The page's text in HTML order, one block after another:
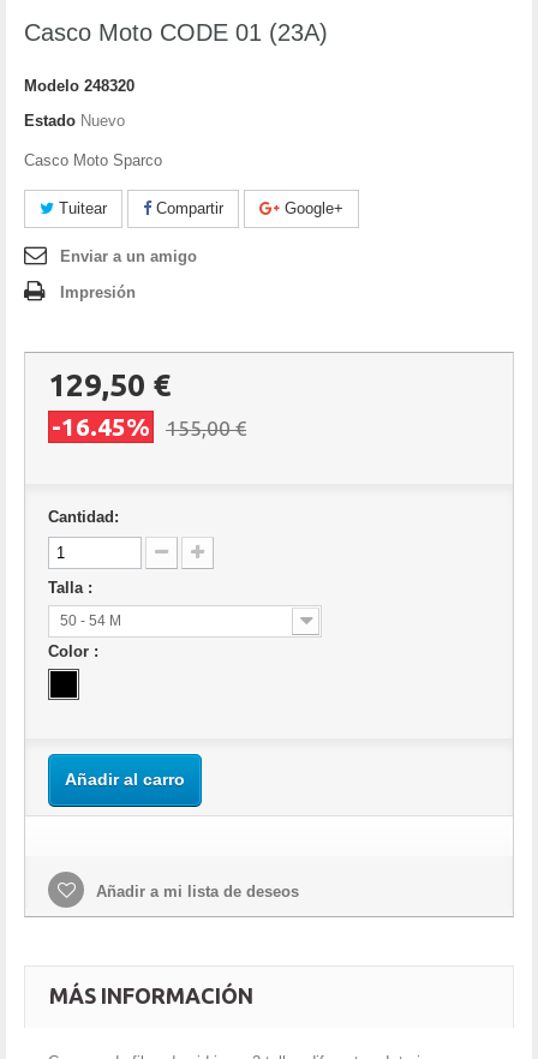
Casco Moto CODE 01 (23A)
Modelo 248320
Estado Nuevo
Casco Moto Sparco
Tuitear Compartir Google+
Enviar a un amigo
Impresión
129,50 €
-16.45% 155,00 €
Cantidad:
Talla :
50 - 54 M
Color :
Añadir al carro
Añadir a mi lista de deseos
MÁS INFORMACIÓN